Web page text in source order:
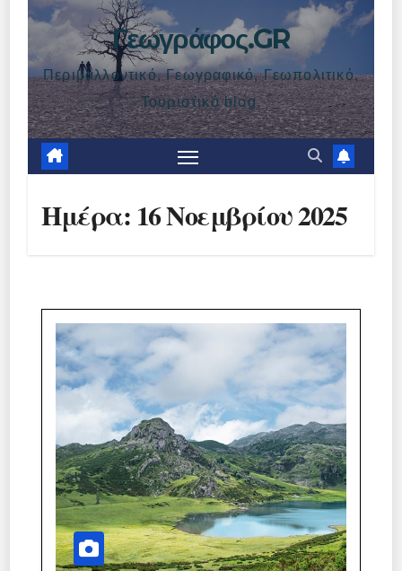
Γεωγράφος.GR
Περιβαλλοντικό, Γεωγραφικό, Γεωπολιτικό,
Τουριστικό blog.
Ημέρα: 16 Νοεμβρίου 2025